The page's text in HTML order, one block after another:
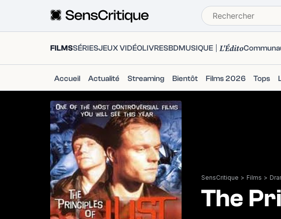
FILMSSÉRIESJEUX VIDÉOLIVRESBDMUSIQUE L'Édito
Accueil Actualité Streaming Bientôt Films 2026 Tops
SensCritique > Films >
The